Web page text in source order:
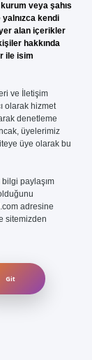
veya şahıs
kendi
yer alan içerikler
hakkında
ile isim
ve İletişim
olarak hizmet
denetleme
üyelerimiz
üye olarak bu
paylaşım
adresine
sitemizden